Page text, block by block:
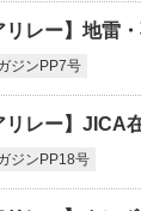
リレー】地雷
ジンPP7号
リレー】JICA
ジンPP18号